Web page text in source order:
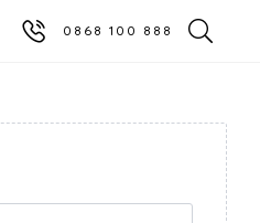
0868 100 888